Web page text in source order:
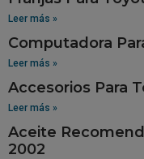
Leer más »
Computadora
Leer más »
Accesorios Para
Leer más »
Aceite
2002